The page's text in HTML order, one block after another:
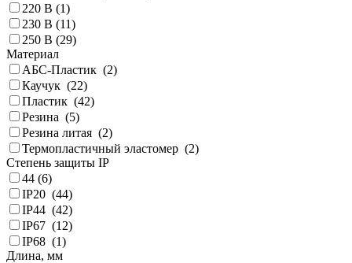
220 В (1)
230 В (11)
250 В (29)
Материал
АБС-Пластик (2)
Каучук (22)
Пластик (42)
Резина (5)
Резина литая (2)
Термопластичный эластомер (2)
Степень защиты IP
44 (6)
IP20 (44)
IP44 (42)
IP67 (12)
IP68 (1)
Длина, мм